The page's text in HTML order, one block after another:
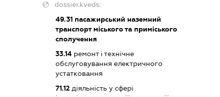
dossier.kveds:
49.31 пасажирський наземний
транспорт міського та приміського
сполучення
33.14 ремонт і технічне
обслуговування електричного
устатковання
71.12 діяльність у сфері